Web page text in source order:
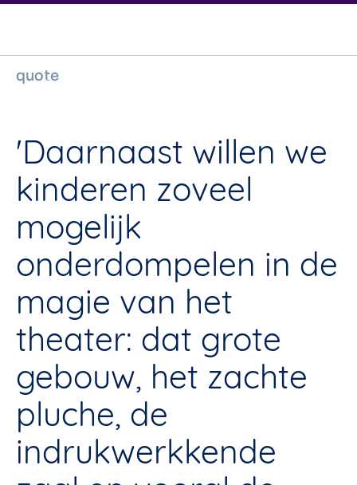
quote
'Daarnaast willen we
kinderen zoveel
mogelijk
onderdompelen in de
magie van het
theater: dat grote
gebouw, het zachte
pluche, de
indrukwerkkende